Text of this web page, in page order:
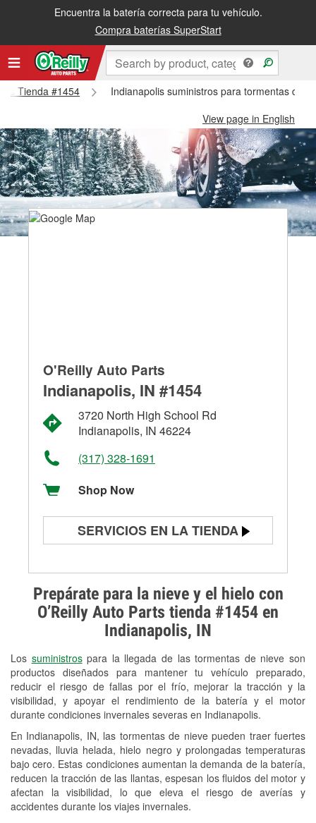
Encuentra la batería correcta para tu vehículo.
Compra baterías SuperStart
Tienda #1454
Indianapolis suministros para tormentas de
View page in English
Prepárate para la nieve y el hielo con
O’Reilly Auto Parts tienda #1454 en
Indianapolis, IN
Los suministrospara la llegada de las tormentas de nieve son
productos diseñados para mantener tu vehículo preparado,
reducir el riesgo de fallas por el frío, mejorar la tracción y la
visibilidad, y apoyar el rendimiento de la batería y el motor
durante condiciones invernales severas en Indianapolis.
En Indianapolis, IN, las tormentas de nieve pueden traer fuertes
nevadas, lluvia helada, hielo negro y prolongadas temperaturas
bajo cero. Estas condiciones aumentan la demanda de la batería,
reducen la tracción de las llantas, espesan los fluidos del motor y
afectan la visibilidad, lo que eleva el riesgo de averías y
accidentes durante los viajes invernales.
O'Reilly Auto Parts
Indianapolis, IN #1454
3720 North High School Rd
Indianapolis, IN 46224
(317) 328-1691
Shop Now
SERVICIOS EN LA TIENDA
Prueba de alternadores y
arrancadores
Revisión de la luz "Check Engine"
Reciclaje de baterías y aceite
Instalación de bombillas de faros
Instalación de limpiaparabrisas
Programa de Préstamo de
Herramientas
Rectificación de tambores y discos de
freno